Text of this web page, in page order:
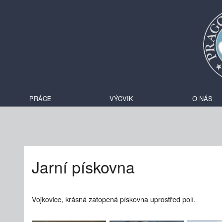
PRÁCE VÝCVIK O NÁS
Jarní pískovna
Vojkovice, krásná zatopená pískovna uprostřed polí.